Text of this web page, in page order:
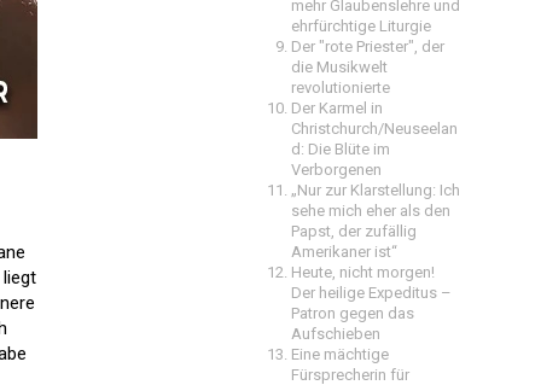
mehr Glaubenslehre und
ehrfürchtige Liturgie
Der "rote Priester", der
die Musikwelt
revolutionierte
Der Karmel in
Christchurch/Neuseelan
d: Die Blüte im
Verborgenen
„Nur zur Klarstellung: Ich
sehe mich eher als den
Papst, der zufällig
Amerikaner ist“
Heute, nicht morgen!
Der heilige Expeditus –
Patron gegen das
Aufschieben
Eine mächtige
Fürsprecherin für